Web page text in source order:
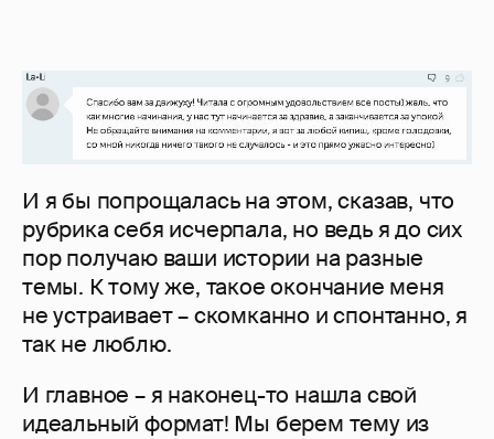
И я бы попрощалась на этом, сказав, что
рубрика себя исчерпала, но ведь я до сих
пор получаю ваши истории на разные
темы. К тому же, такое окончание меня
не устраивает – скомканно и спонтанно, я
так не люблю.
И главное – я наконец-то нашла свой
идеальный формат! Мы берем тему из